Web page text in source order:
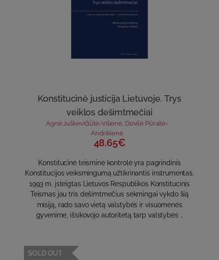
Konstitucinė justicija Lietuvoje. Trys
veiklos dešimtmečiai
Agnė Juškevičiūtė-Vilienė, Dovilė Pūraitė-
Andrikienė
48.65€
Konstitucinė teisminė kontrolė yra pagrindinis
Konstitucijos veiksmingumą užtikrinantis instrumentas.
1993 m. įsteigtas Lietuvos Respublikos Konstitucinis
Teismas jau tris dešimtmečius sėkmingai vykdo šią
misiją, rado savo vietą valstybės ir visuomenės
gyvenime, išsikovojo autoritetą tarp valstybės ..
SOLD OUT